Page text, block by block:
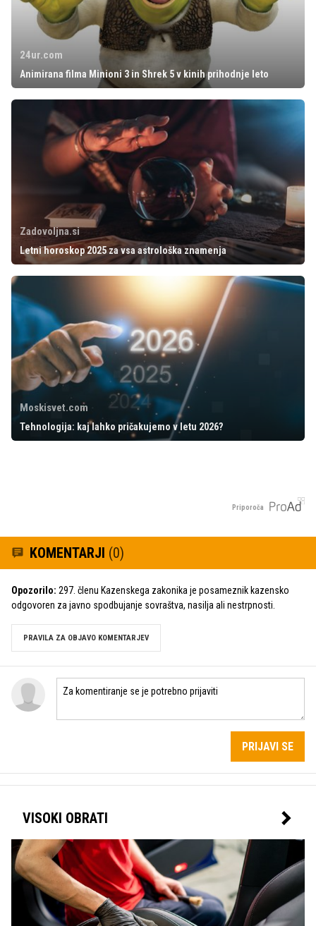
24ur.com
Animirana filma Minioni 3 in Shrek 5 v kinih prihodnje leto
Zadovoljna.si
Letni horoskop 2025 za vsa astrološka znamenja
Moskisvet.com
Tehnologija: kaj lahko pričakujemo v letu 2026?
Priporoča
KOMENTARJI (0)
Opozorilo: 297. členu Kazenskega zakonika je posameznik kazensko
odgovoren za javno spodbujanje sovraštva, nasilja ali nestrpnosti.
PRAVILA ZA OBJAVO KOMENTARJEV
PRIJAVI SE
VISOKI OBRATI